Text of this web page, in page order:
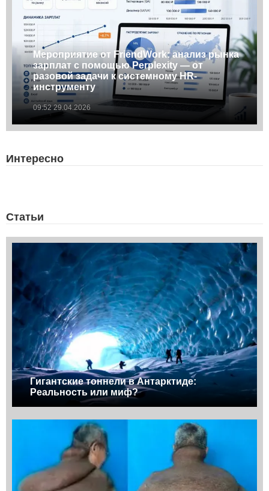
Мероприятие от FriendWork: анализ рынка
зарплат с помощью Perplexity — от
разовой задачи к системному HR-
инструменту
09:52 29.04.2026
Интересно
Статьи
Гигантские тоннели в Антарктиде:
Реальность или миф?